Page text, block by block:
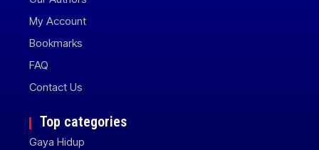
My Account
Bookmarks
FAQ
Contact Us
Top categories
Gaya Hidup